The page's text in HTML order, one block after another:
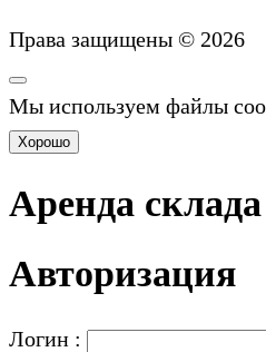
Права защищены © 2026
Мы используем файлы
Хорошо
Аренда
Авторизация
Логин :